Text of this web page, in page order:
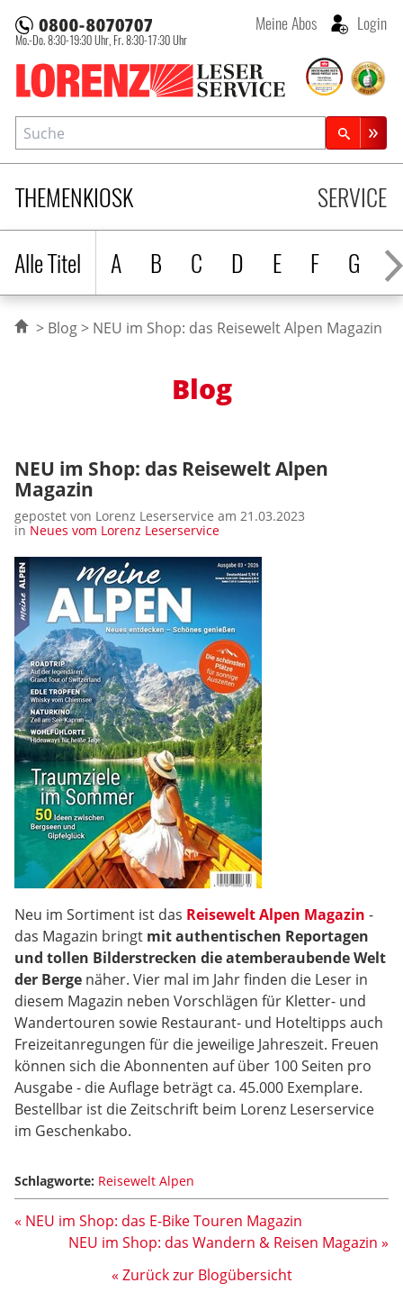
Lorenz Leserservice
Mo.-Do. 8:30-19:30 Uhr, Fr. 8:30-17:30 Uhr
Meine Abos Login
THEMENKIOSK
Alle Titel
A B C D E F G H
SERVICE
Suche
Zeitschriftensuche
Blog NEU im Shop: das Reisewelt Alpen Magazin
Blog
NEU im Shop: das Reisewelt Alpen
Magazin
gepostet von Lorenz Leserservice am 21.03.2023
in Neues vom Lorenz Leserservice
Neu im Sortiment ist das Reisewelt Alpen Magazin -
das Magazin bringt mit authentischen Reportagen
und tollen Bilderstrecken die atemberaubende Welt
der Berge näher. Vier mal im Jahr finden die Leser in
diesem Magazin neben Vorschlägen für Kletter- und
Wandertouren sowie Restaurant- und Hoteltipps auch
Freizeitanregungen für die jeweilige Jahreszeit. Freuen
können sich die Abonnenten auf über 100 Seiten pro
Ausgabe - die Auflage beträgt ca. 45.000 Exemplare.
Bestellbar ist die Zeitschrift beim Lorenz Leserservice
im Geschenkabo.
Schlagworte: Reisewelt Alpen
« NEU im Shop: das E-Bike Touren Magazin
NEU im Shop: das Wandern & Reisen Magazin »
« Zurück zur Blogübersicht